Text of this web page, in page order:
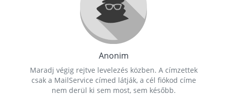
Anonim
Maradj végig rejtve levelezés közben. A címzettek
csak a MailService címed látják, a cél fiókod címe
nem derül ki sem most, sem később.